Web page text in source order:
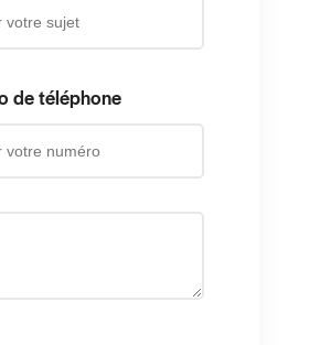
de téléphone